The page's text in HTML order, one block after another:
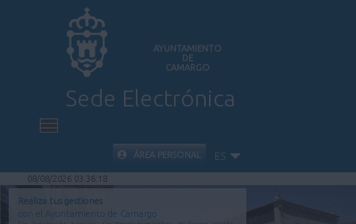
AYUNTAMIENTO
DE
CAMARGO
Sede Electrónica
INICIO
INFORMACIÓN PÚBLICA
ÁREA PERSONAL ES
08/08/2026 03:36:18
Realiza tus gestiones
con el Ayuntamiento de Camargo